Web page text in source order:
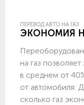
ПЕРЕВОД АВТО НА ГАЗ
ЭКОНОМИЯ
на газ
в среднем от
от автомобиля.
сколько газ